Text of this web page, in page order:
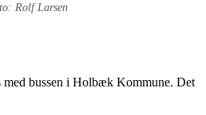
Rolf Larsen
med bussen i Holbæk Kommune. Det